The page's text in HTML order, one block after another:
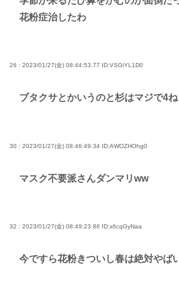
花粉症治したわ
26 : 2023/01/27(金) 08:44:53.77 ID:VSGiYL1D0
ブタクサとかいうのと杉はマジで4ね
30 : 2023/01/27(金) 08:46:49.34 ID:AWOZHOhg0
マスク不要派さんダンマリᴡᴡ
32 : 2023/01/27(金) 08:49:23.86 ID:x6cqGyNaa
今ですら花粉きついし春は絶対やば